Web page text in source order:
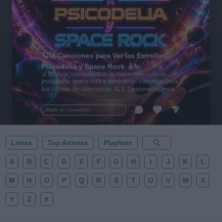
Añadir un comentario ...
🪐🚀 Canciones para Ver las Estrellas:
Psicodelia y Space Rock 🎸✨
🌌🚀 Viaje intergaláctico: la mejor selección de
psicodelia, space rock y atmósferas cósmicas para
tus noches de astronomía. 🪐🎸 Desconecta, mira
al firmamento y siente la gravedad cero. 💾 ¡Guarda
esta colección para tu próxima noche estrellada!
✨⭐
Letras Top Artistas Playlists
A B C D E F G H I J K L
M N O P Q R S T U V W X
Y Z #